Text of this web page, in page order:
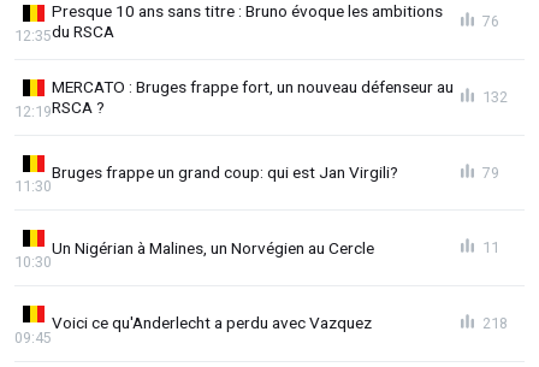
Presque 10 ans sans titre : Bruno évoque les ambitions
du RSCA
12:35
76
MERCATO : Bruges frappe fort, un nouveau défenseur au
RSCA ?
12:19
132
Bruges frappe un grand coup: qui est Jan Virgili?
11:30
79
Un Nigérian à Malines, un Norvégien au Cercle
10:30
11
Voici ce qu'Anderlecht a perdu avec Vazquez
09:45
218